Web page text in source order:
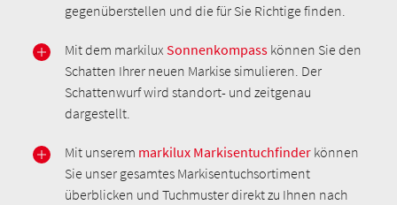
gegenüberstellen und die für Sie Richtige finden.
Mit dem markiluxSonnenkompass können Sie den
Schatten Ihrer neuen Markise simulieren. Der
Schattenwurf wird standort- und zeitgenau
dargestellt.
Mit unserem markilux Markisentuchfinder können
Sie unser gesamtes Markisentuchsortiment
überblicken und Tuchmuster direkt zu Ihnen nach